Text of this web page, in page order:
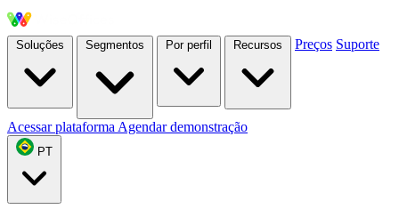
Soluções Segmentos Por perfil Recursos Preços Suporte
Acessar plataforma Agendar demonstração
PT